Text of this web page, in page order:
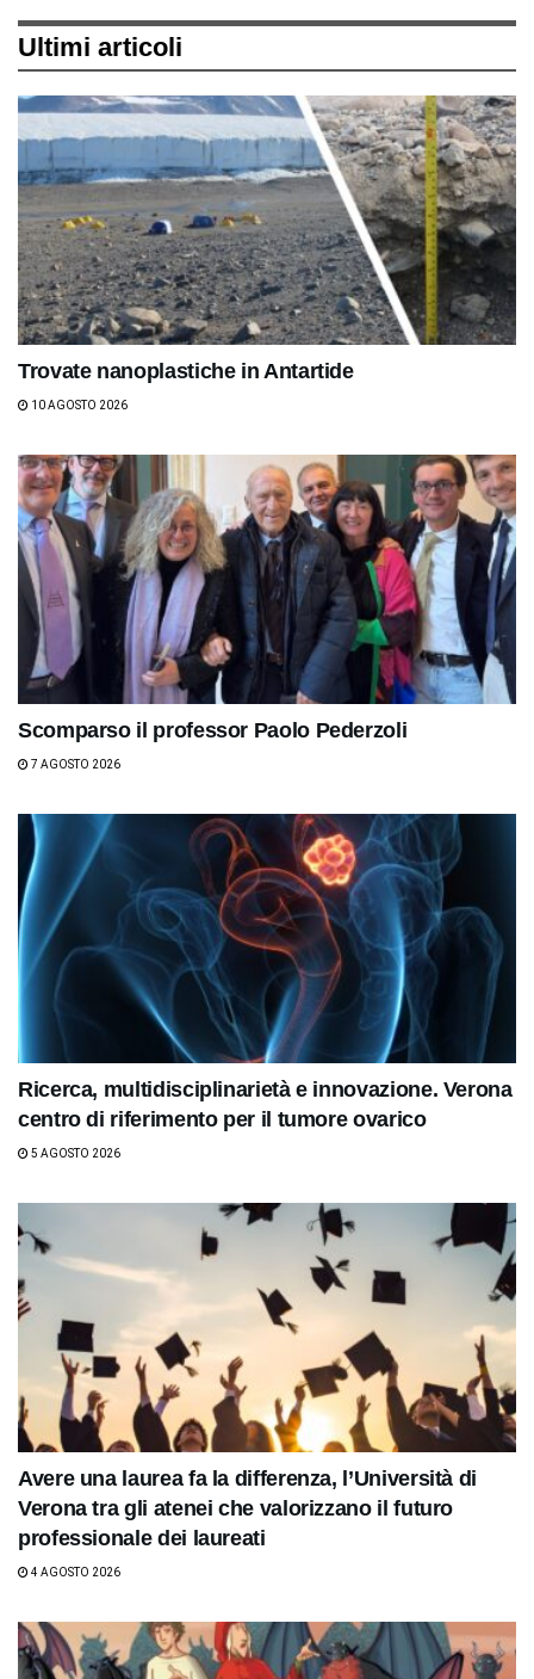
Ultimi articoli
Trovate nanoplastiche in Antartide
10 AGOSTO 2026
Scomparso il professor Paolo Pederzoli
7 AGOSTO 2026
Ricerca, multidisciplinarietà e innovazione. Verona
centro di riferimento per il tumore ovarico
5 AGOSTO 2026
Avere una laurea fa la differenza, l’Università di
Verona tra gli atenei che valorizzano il futuro
professionale dei laureati
4 AGOSTO 2026